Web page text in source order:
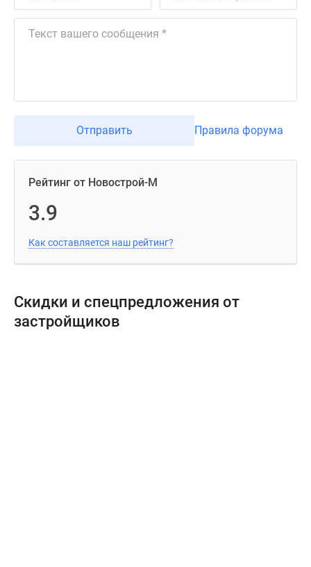
Отправить Правила форума
Рейтинг от Новострой-М
3.9
Как составляется наш рейтинг?
Скидки и спецпредложения от
застройщиков